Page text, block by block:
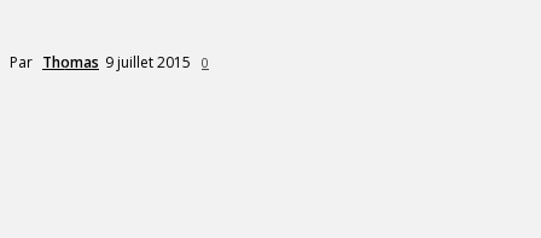
Par Thomas 9 juillet 2015 0